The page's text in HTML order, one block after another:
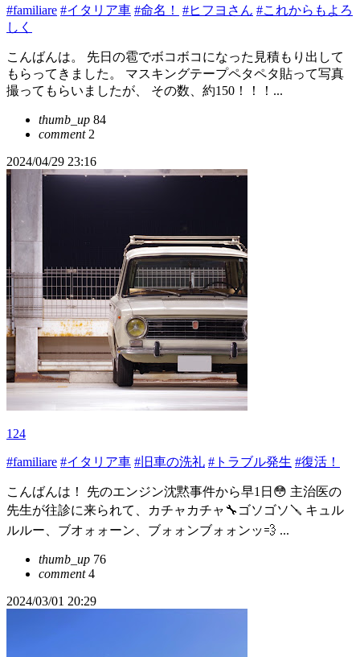
#familiare #イタリア車 #命名！ #ヒフヨさん #これからもよろ
しく
こんばんは。 先日の雹でボコボコになった見積もり出して
もらってきました。 マスキングテープペタペタ貼って写真
撮ってもらいましたが、 その数、約150！！！...
thumb_up 84
comment2
2024/04/29 23:16
124
#familiare #イタリア車 #旧車の洗礼 #トラブル発生 #復活！
こんばんは！ 先のエンジン沈黙事件から早1日😳 主治医の
先生が往診に来られて、カチャカチャ🔧ゴソゴソ🪛 キュル
ルルー、ブオォォーン、ブォォンブォォンッ💨 ...
thumb_up 76
comment4
2024/03/01 20:29